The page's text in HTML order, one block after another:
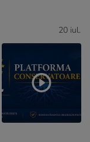
20 iul.